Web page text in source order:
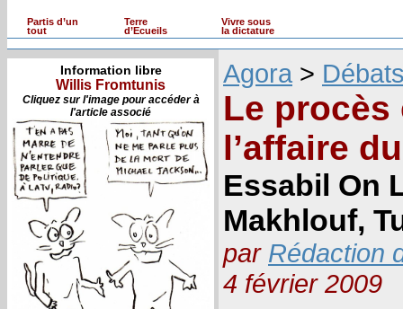
Partis d’un
tout
Terre
d’Ecueils
Vivre sous
la dictature
Information libre
Willis Fromtunis
Cliquez sur l'image pour accéder à
l'article associé
Agora >
Le procès
l’affaire
Essabil On
Makhlouf,
par Rédaction
4 février 2009